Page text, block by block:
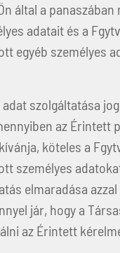
által a
adatait és a
egyéb személyes
adat szolgáltatása
az Érintett
köteles a
személyes
elmaradása azzal
jár, hogy a
az Érintett